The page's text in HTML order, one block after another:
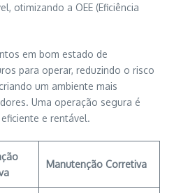
otimizando a OEE (Eficiência
em bom estado de
para operar, reduzindo o risco
um ambiente mais
Uma operação segura é
e rentável.
Manutenção Corretiva